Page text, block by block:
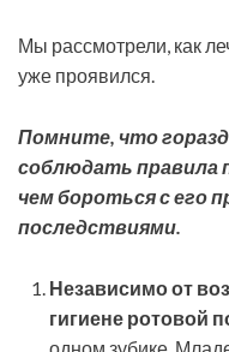
Мы рассмотрели, как
уже проявился.
Помните, что
соблюдать правила
чем бороться с его
последствиями.
Независимо от
гигиене ротовой